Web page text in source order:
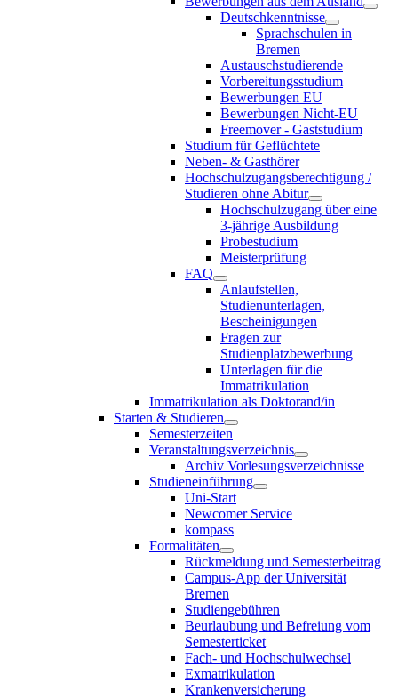
Deutschkenntnisse
Sprachschulen in
Bremen
Austauschstudierende
Vorbereitungsstudium
Bewerbungen EU
Bewerbungen Nicht-EU
Freemover - Gaststudium
Studium für Geflüchtete
Neben- & Gasthörer
Hochschulzugangsberechtigung /
Studieren ohne Abitur
Hochschulzugang über eine
3-jährige Ausbildung
Probestudium
Meisterprüfung
FAQ
Anlaufstellen,
Studienunterlagen,
Bescheinigungen
Fragen zur
Studienplatzbewerbung
Unterlagen für die
Immatrikulation
Immatrikulation als Doktorand/in
Starten & Studieren
Semesterzeiten
Veranstaltungsverzeichnis
Archiv Vorlesungsverzeichnisse
Studieneinführung
Uni-Start
Newcomer Service
kompass
Formalitäten
Rückmeldung und Semesterbeitrag
Campus-App der Universität
Bremen
Studiengebühren
Beurlaubung und Befreiung vom
Semesterticket
Fach- und Hochschulwechsel
Exmatrikulation
Krankenversicherung